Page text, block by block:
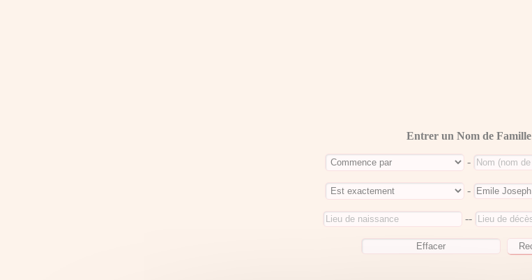
Entrer un Nom de Famille
-
-
--